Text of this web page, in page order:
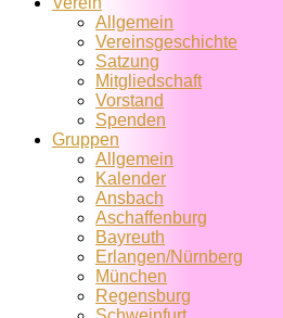
Allgemein
Vereins­geschichte
Satzung
Mitglied­schaft
Vorstand
Spenden
Gruppen
Allgemein
Kalender
Ansbach
Aschaffenburg
Bayreuth
Erlangen/Nürnberg
München
Regensburg